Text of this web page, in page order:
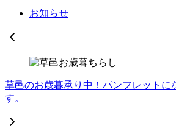
お知らせ
草邑のお歳暮承り中！パンフレットに
す。